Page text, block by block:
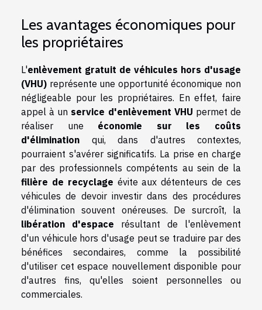
Les avantages économiques pour
les propriétaires
L'enlèvement gratuit de véhicules hors d'usage
(VHU) représente une opportunité économique non
négligeable pour les propriétaires. En effet, faire
appel à un service d'enlèvement VHU permet de
réaliser une économie sur les coûts
d'élimination qui, dans d'autres contextes,
pourraient s'avérer significatifs. La prise en charge
par des professionnels compétents au sein de la
filière de recyclage évite aux détenteurs de ces
véhicules de devoir investir dans des procédures
d'élimination souvent onéreuses. De surcroît, la
libération d'espace résultant de l'enlèvement
d'un véhicule hors d'usage peut se traduire par des
bénéfices secondaires, comme la possibilité
d'utiliser cet espace nouvellement disponible pour
d'autres fins, qu'elles soient personnelles ou
commerciales.